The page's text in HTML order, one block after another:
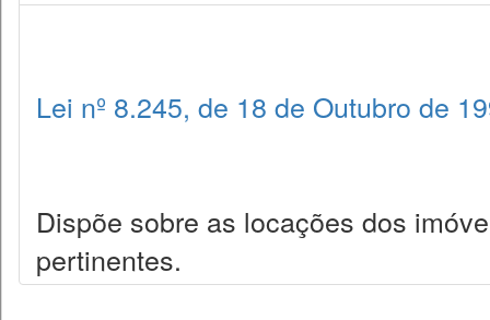
Lei nº 8.245, de 18 de Outubro de
Dispõe sobre as locações dos
pertinentes.